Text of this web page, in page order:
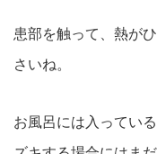
患部を触って、熱が
さいね。
お風呂には入ってい